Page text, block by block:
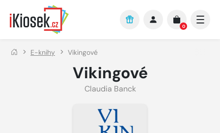
Přejít na hlavní obsah
0
E-knihy Vikingové
Vikingové
Claudia Banck